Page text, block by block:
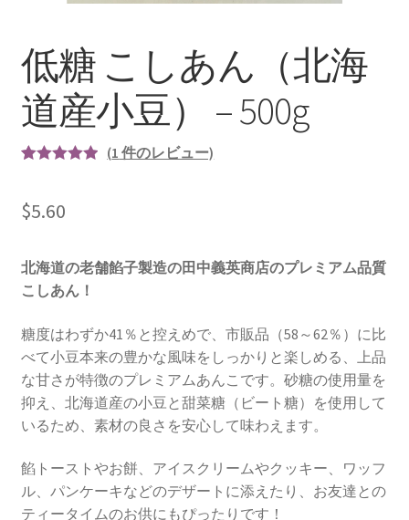
低糖 こしあん（北海
道産小豆） – 500g
く5段階評
5.00点
(1 件のレビュー)
$5.60
北海道の老舗餡子製造の田中義英商店のプレミアム品質
こしあん！
糖度はわずか41％と控えめで、市販品（58～62％）に比
べて小豆本来の豊かな風味をしっかりと楽しめる、上品
な甘さが特徴のプレミアムあんこです。砂糖の使用量を
抑え、北海道産の小豆と甜菜糖（ビート糖）を使用して
いるため、素材の良さを安心して味わえます。
餡トーストやお餅、アイスクリームやクッキー、ワッフ
ル、パンケーキなどのデザートに添えたり、お友達との
ティータイムのお供にもぴったりです！